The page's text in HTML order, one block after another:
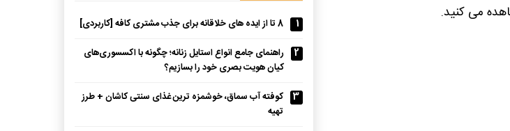
1
8 تا از ایده های خلاقانه برای جذب مشتری کافه [کاربردی]
2
راهنمای جامع انواع استایل زنانه؛ چگونه با اکسسوری‌های
کیان هویت بصری خود را بسازیم؟
3
کوفته آب سماق، خوشمزه ترین غذای سنتی کاشان + طرز
تهیه